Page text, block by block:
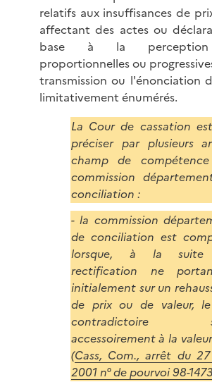
relatifs aux insuffisances de
affectant des actes ou
base à la perception
proportionnelles ou
transmission ou l'énonciation
limitativement énumérés.
La Cour de cassation
préciser par plusieurs
champ de
commission
conciliation :
- la commission
de conciliation est
lorsque, à la suite
rectification ne
initialement sur un
de prix ou de valeur,
contradictoire
accessoirement à la
(Cass, Com., arrêt du
2001 n° de pourvoi 98-